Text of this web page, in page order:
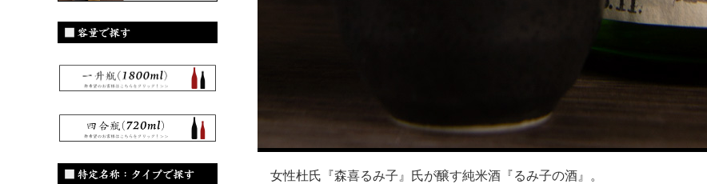
女性杜氏『森喜るみ子』氏が醸す純米酒『るみ子の酒』。